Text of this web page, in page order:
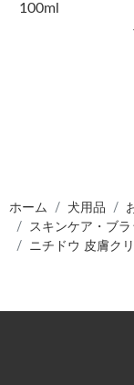
100ml
ホーム 犬用品
スキンケア・ブ
ニチドウ 皮膚ク